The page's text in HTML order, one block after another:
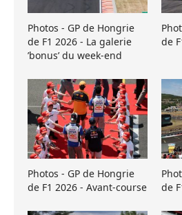
Photos - GP de Hongrie
de F1 2026 - La galerie
’bonus’ du week-end
de
Photos - GP de Hongrie
de F1 2026 - Avant-course
de